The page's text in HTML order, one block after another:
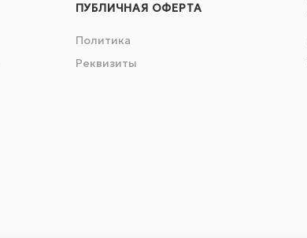
ПУБЛИЧНАЯ ОФЕРТА
Политика
Реквизиты